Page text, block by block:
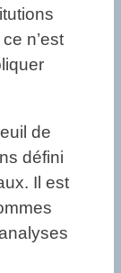
n’est
de
défini
Il est